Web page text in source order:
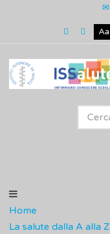
Aa
Home
La salute dalla A alla Z